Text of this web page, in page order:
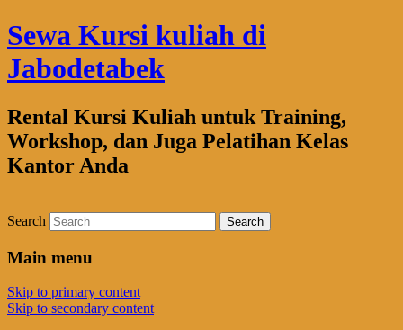
Sewa Kursi kuliah di
Jabodetabek
Rental Kursi Kuliah untuk Training,
Workshop, dan Juga Pelatihan Kelas
Kantor Anda
Search
Main menu
Skip to primary content
Skip to secondary content